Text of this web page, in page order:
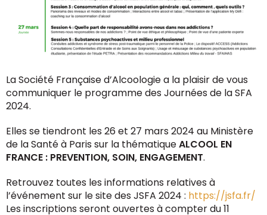
La Société Française d’Alcoologie a la plaisir de vous
communiquer le programme des Journées de la SFA
2024.
Elles se tiendront les 26 et 27 mars 2024 au Ministère
de la Santé à Paris sur la thématiqueALCOOL EN
FRANCE : PREVENTION, SOIN, ENGAGEMENT.
Retrouvez toutes les informations relatives à
l’événement sur le site des JSFA 2024 : https://jsfa.fr/
Les inscriptions seront ouvertes à compter du 11